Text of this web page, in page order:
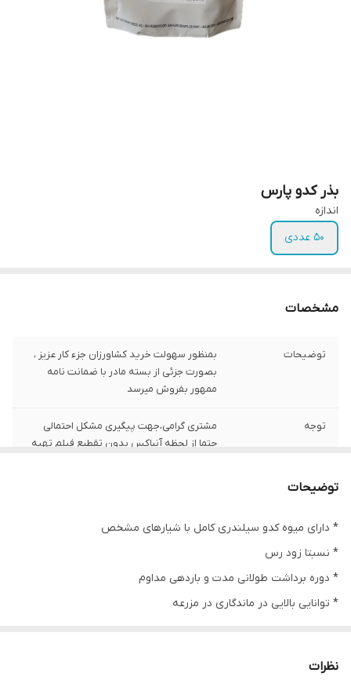
بذر کدو پارس
اندازه
50 عددی
مشخصات
توضیحات
بمنظور سهولت خرید کشاورزان جزء کار عزیز ،
بصورت جزئی از بسته مادر با ضمانت نامه
ممهور بفروش میرسد
توجه
مشتری گرامی،جهت پیگیری مشکل احتمالی
حتما از لحظه آنباکس بدون تقطیع فیلم تهیه
توضیحات
* دارای میوه کدو سیلندری کامل با شیارهای مشخص
* نسبتا زود رس
* دوره برداشت طولانی مدت و باردهی مداوم
* توانایی بالایی در ماندگاری در مزرعه
نظرات